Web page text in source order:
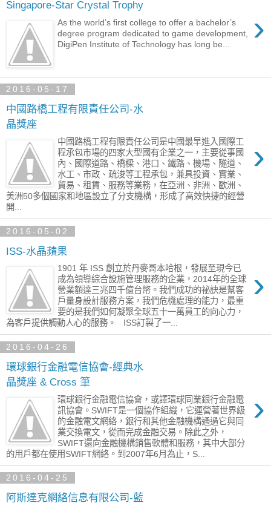
Singapore-Star Crystal Trophy
›
As the world’s first college to offer a bachelor’s
degree program dedicated to game development,
DigiPen Institute of Technology has long be...
2016-05-17
中國路橋工程有限責任公司-水
晶獎座
›
中國路橋工程有限責任公司是中國最早進入國際工
程承包市場的四家大型國有企業之一，主要從事國
內、國際道路、橋樑、港口、鐵路、機場、隧道、
水工、市政、疏浚等工程承包，兼具投資、實業、
貿易、租賃、服務等業務，在亞洲、非洲、歐洲、
美洲50多個國家和地區設立了分支機構，形成了高效快捷的經營
開...
2016-05-02
ISS-水晶蘋果
›
1901 年 ISS 創立於丹麥哥本哈根，發展至現今已
成為領導綜合設施管理服務的企業，2014年的全球
營業額達三兆四千億台幣。我們成功的祕訣是幫客
戶量身設計服務方案，我們危機處理的能力，最重
要的是我們如何凝聚全球五十一萬員工的向心力，
為客戶提供觸動人心的服務。 ISS訂製了一...
2016-04-26
環球銀行金融電信協會-經典水
晶獎座 & Cross 筆
›
環球銀行金融電信協會，或譯環球同業銀行金融電
訊協會。SWIFT是一個協作組織，它運營著世界級
的金融電文網絡，銀行和其他金融機構通過它與同
業交換電文，從而完成金融交易。除此之外，
SWIFT還向金融機構銷售軟體和服務，其中大部分
的用戶都在使用SWIFT網絡。到2007年6月為止，S...
2016-04-25
阿斯達克網絡信息有限公司-藍